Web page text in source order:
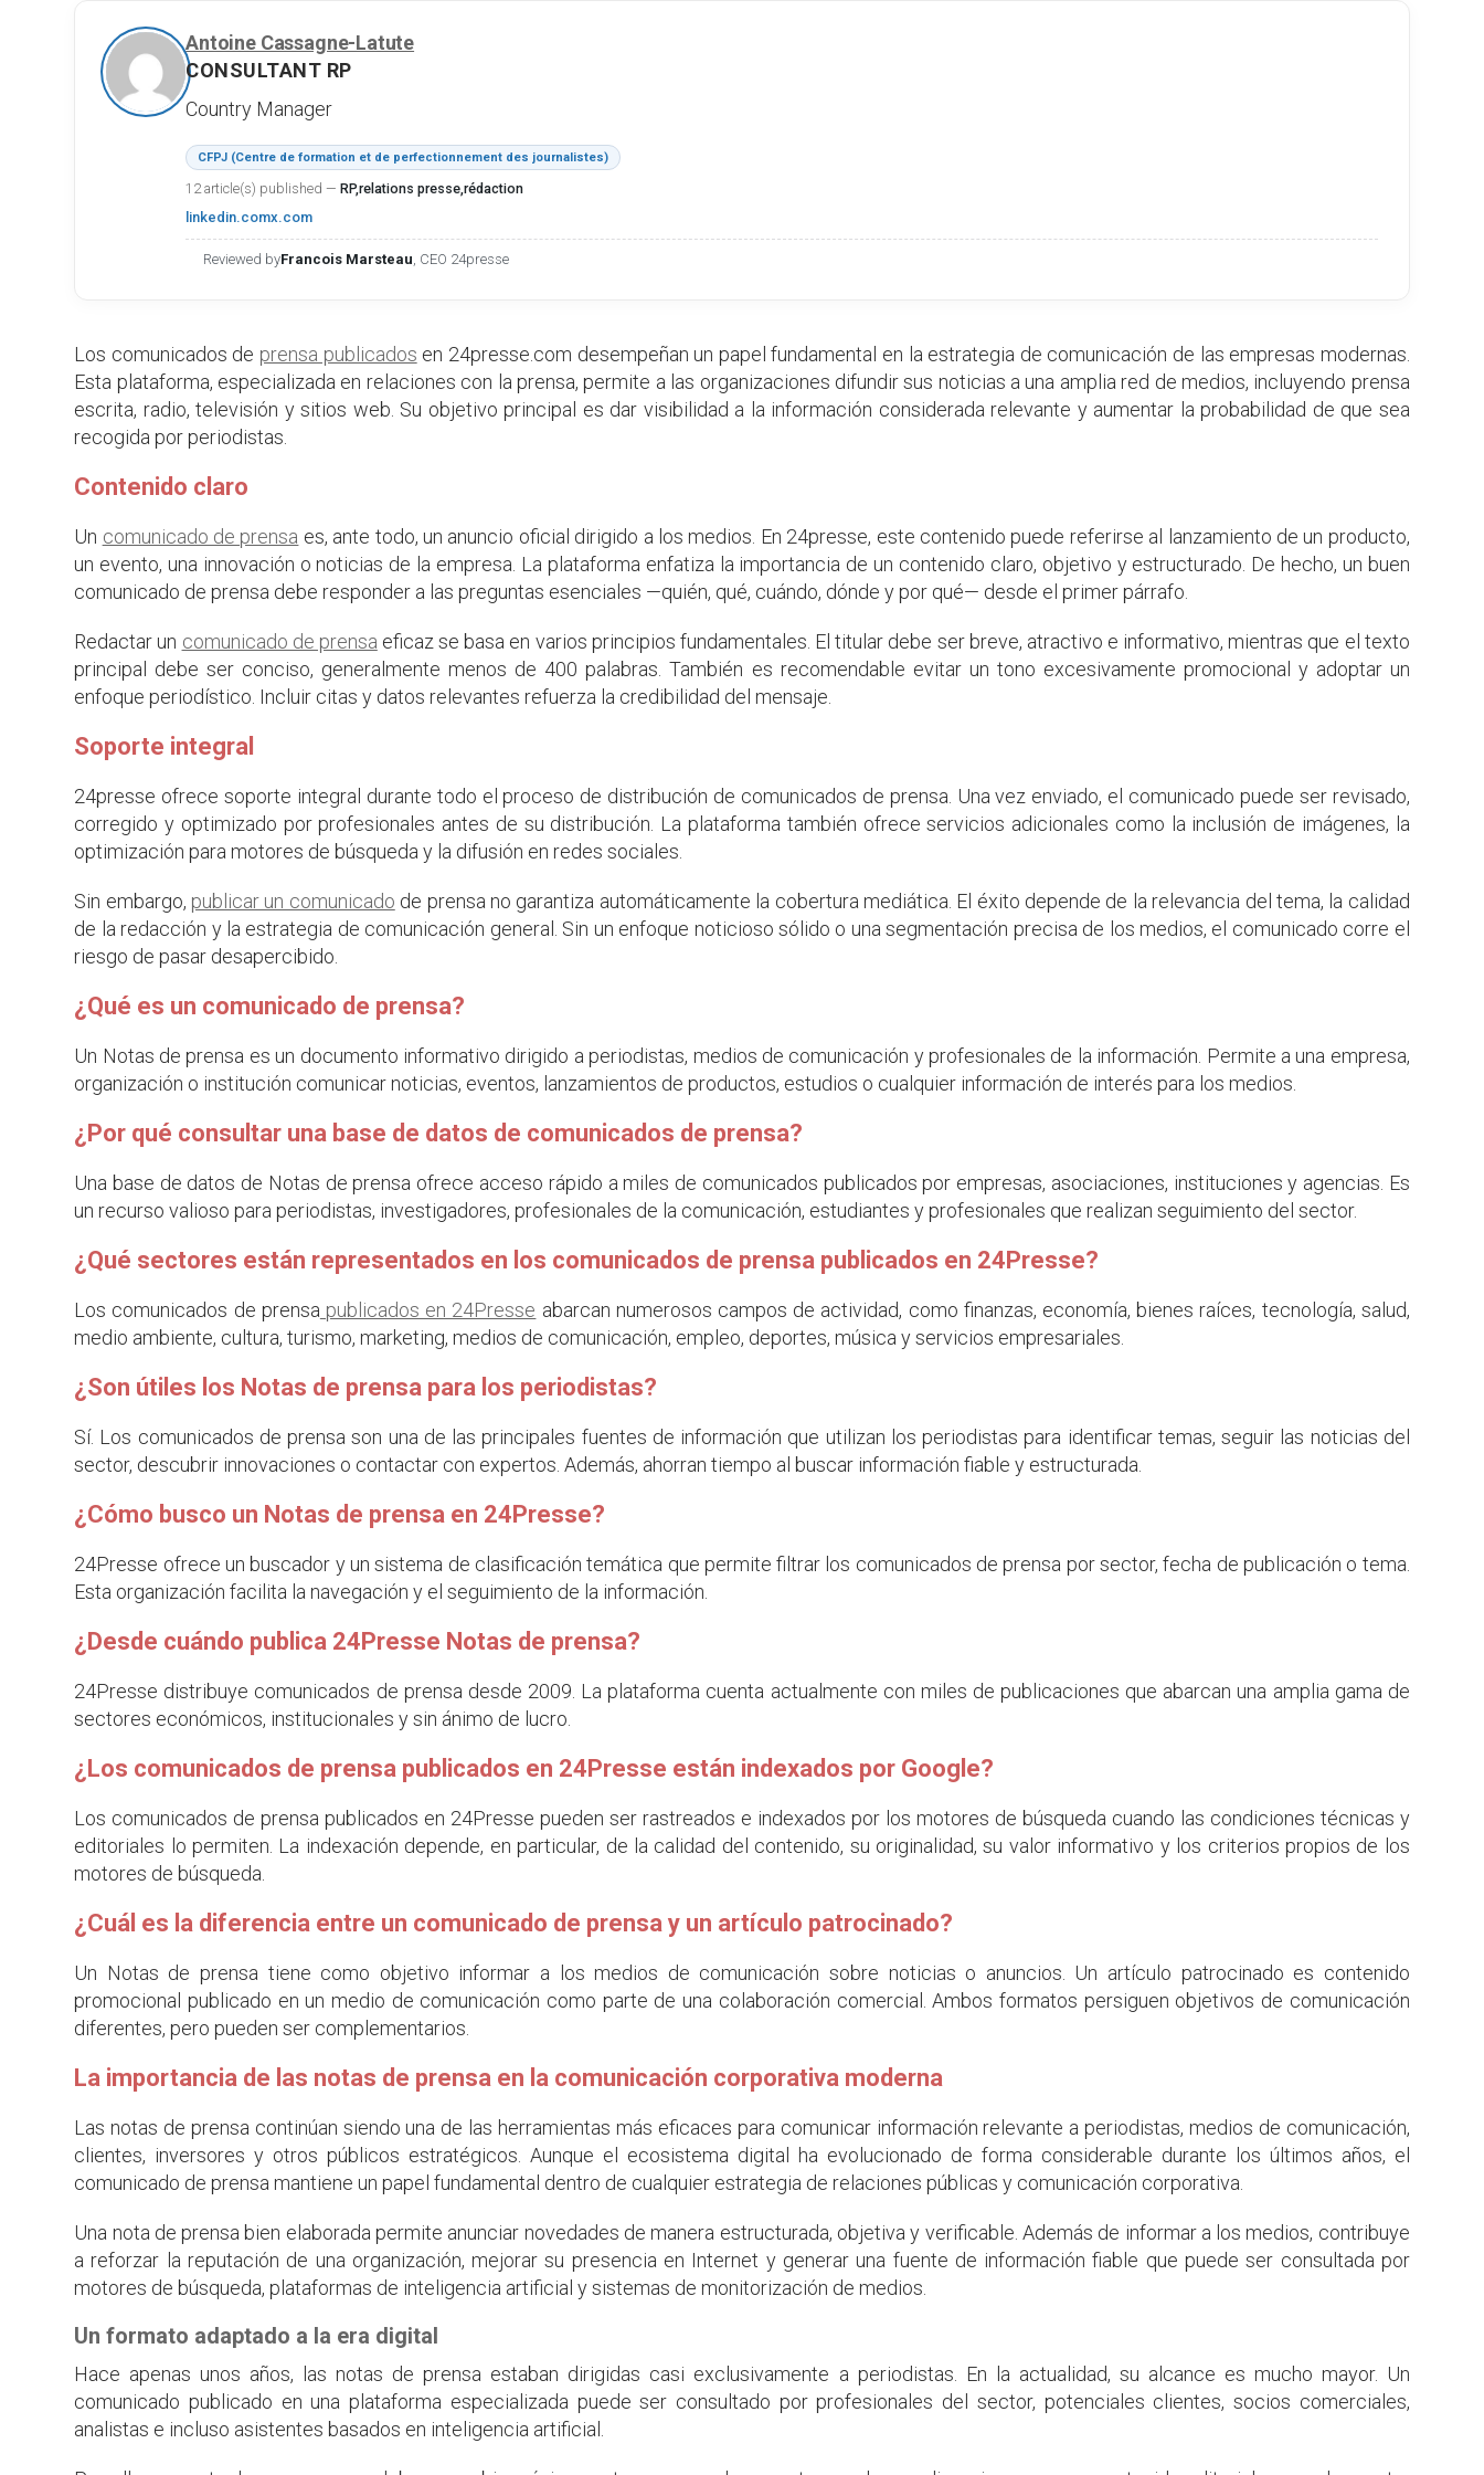
Antoine Cassagne-Latute
CONSULTANT RP
Country Manager
CFPJ (Centre de formation et de perfectionnement des journalistes)
12 article(s) published —RP,relations presse,rédaction
linkedin.comx.com
Reviewed byFrancois Marsteau, CEO 24presse
Los comunicados de prensa publicados en 24presse.com desempeñan un papel fundamental en la estrategia de comunicación de las empresas modernas.
Esta plataforma, especializada en relaciones con la prensa, permite a las organizaciones difundir sus noticias a una amplia red de medios, incluyendo prensa
escrita, radio, televisión y sitios web. Su objetivo principal es dar visibilidad a la información considerada relevante y aumentar la probabilidad de que sea
recogida por periodistas.
Contenido claro
Un comunicado de prensa es, ante todo, un anuncio oficial dirigido a los medios. En 24presse, este contenido puede referirse al lanzamiento de un producto,
un evento, una innovación o noticias de la empresa. La plataforma enfatiza la importancia de un contenido claro, objetivo y estructurado. De hecho, un buen
comunicado de prensa debe responder a las preguntas esenciales —quién, qué, cuándo, dónde y por qué— desde el primer párrafo.
Redactar un comunicado de prensa eficaz se basa en varios principios fundamentales. El titular debe ser breve, atractivo e informativo, mientras que el texto
principal debe ser conciso, generalmente menos de 400 palabras. También es recomendable evitar un tono excesivamente promocional y adoptar un
enfoque periodístico. Incluir citas y datos relevantes refuerza la credibilidad del mensaje.
Soporte integral
24presse ofrece soporte integral durante todo el proceso de distribución de comunicados de prensa. Una vez enviado, el comunicado puede ser revisado,
corregido y optimizado por profesionales antes de su distribución. La plataforma también ofrece servicios adicionales como la inclusión de imágenes, la
optimización para motores de búsqueda y la difusión en redes sociales.
Sin embargo, publicar un comunicado de prensa no garantiza automáticamente la cobertura mediática. El éxito depende de la relevancia del tema, la calidad
de la redacción y la estrategia de comunicación general. Sin un enfoque noticioso sólido o una segmentación precisa de los medios, el comunicado corre el
riesgo de pasar desapercibido.
¿Qué es un comunicado de prensa?
Un Notas de prensa es un documento informativo dirigido a periodistas, medios de comunicación y profesionales de la información. Permite a una empresa,
organización o institución comunicar noticias, eventos, lanzamientos de productos, estudios o cualquier información de interés para los medios.
¿Por qué consultar una base de datos de comunicados de prensa?
Una base de datos de Notas de prensa ofrece acceso rápido a miles de comunicados publicados por empresas, asociaciones, instituciones y agencias. Es
un recurso valioso para periodistas, investigadores, profesionales de la comunicación, estudiantes y profesionales que realizan seguimiento del sector.
¿Qué sectores están representados en los comunicados de prensa publicados en 24Presse?
Los comunicados de prensa publicados en 24Presse abarcan numerosos campos de actividad, como finanzas, economía, bienes raíces, tecnología, salud,
medio ambiente, cultura, turismo, marketing, medios de comunicación, empleo, deportes, música y servicios empresariales.
¿Son útiles los Notas de prensa para los periodistas?
Sí. Los comunicados de prensa son una de las principales fuentes de información que utilizan los periodistas para identificar temas, seguir las noticias del
sector, descubrir innovaciones o contactar con expertos. Además, ahorran tiempo al buscar información fiable y estructurada.
¿Cómo busco un Notas de prensa en 24Presse?
24Presse ofrece un buscador y un sistema de clasificación temática que permite filtrar los comunicados de prensa por sector, fecha de publicación o tema.
Esta organización facilita la navegación y el seguimiento de la información.
¿Desde cuándo publica 24Presse Notas de prensa?
24Presse distribuye comunicados de prensa desde 2009. La plataforma cuenta actualmente con miles de publicaciones que abarcan una amplia gama de
sectores económicos, institucionales y sin ánimo de lucro.
¿Los comunicados de prensa publicados en 24Presse están indexados por Google?
Los comunicados de prensa publicados en 24Presse pueden ser rastreados e indexados por los motores de búsqueda cuando las condiciones técnicas y
editoriales lo permiten. La indexación depende, en particular, de la calidad del contenido, su originalidad, su valor informativo y los criterios propios de los
motores de búsqueda.
¿Cuál es la diferencia entre un comunicado de prensa y un artículo patrocinado?
Un Notas de prensa tiene como objetivo informar a los medios de comunicación sobre noticias o anuncios. Un artículo patrocinado es contenido
promocional publicado en un medio de comunicación como parte de una colaboración comercial. Ambos formatos persiguen objetivos de comunicación
diferentes, pero pueden ser complementarios.
La importancia de las notas de prensa en la comunicación corporativa moderna
Las notas de prensa continúan siendo una de las herramientas más eficaces para comunicar información relevante a periodistas, medios de comunicación,
clientes, inversores y otros públicos estratégicos. Aunque el ecosistema digital ha evolucionado de forma considerable durante los últimos años, el
comunicado de prensa mantiene un papel fundamental dentro de cualquier estrategia de relaciones públicas y comunicación corporativa.
Una nota de prensa bien elaborada permite anunciar novedades de manera estructurada, objetiva y verificable. Además de informar a los medios, contribuye
a reforzar la reputación de una organización, mejorar su presencia en Internet y generar una fuente de información fiable que puede ser consultada por
motores de búsqueda, plataformas de inteligencia artificial y sistemas de monitorización de medios.
Un formato adaptado a la era digital
Hace apenas unos años, las notas de prensa estaban dirigidas casi exclusivamente a periodistas. En la actualidad, su alcance es mucho mayor. Un
comunicado publicado en una plataforma especializada puede ser consultado por profesionales del sector, potenciales clientes, socios comerciales,
analistas e incluso asistentes basados en inteligencia artificial.